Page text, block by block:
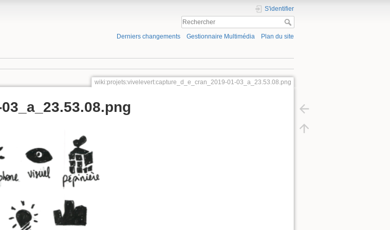
S'identifier
Derniers changements Gestionnaire Multimédia Plan du site
wiki:projets:vivelevert:capture_d_e_cran_2019-01-03_a_23.53.08.png